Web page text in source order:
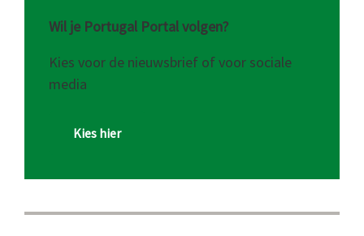
Wil je Portugal Portal volgen?
Kies voor de nieuwsbrief of voor sociale
media
Kies hier